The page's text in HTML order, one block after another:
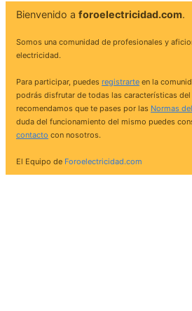
Bienvenido a foroelectricidad.com.
Somos una comunidad de profesionales y
electricidad.
Para participar, puedes registrarte en la
podrás disfrutar de todas las características
recomendamos que te pases por las Normas
duda del funcionamiento del mismo puedes
contacto con nosotros.
El Equipo de Foroelectricidad.com